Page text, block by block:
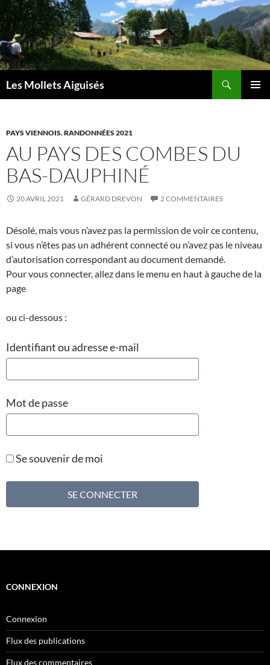
Aller
au
contenu
Les Mollets Aiguisés
PAYS VIENNOIS,RANDONNÉES 2021
AU PAYS DES COMBES DU
BAS-DAUPHINÉ
20 AVRIL 2021 GÉRARD DREVON 2 COMMENTAIRES
Désolé, mais vous n’avez pas la permission de voir ce contenu,
si vous n’êtes pas un adhérent connecté ou n’avez pas le niveau
d’autorisation correspondant au document demandé.
Pour vous connecter, allez dans le menu en haut à gauche de la
page
ou ci-dessous :
Identifiant ou adresse e-mail
Mot de passe
Se souvenir de moi
CONNEXION
Connexion
Flux des publications
Flux des commentaires